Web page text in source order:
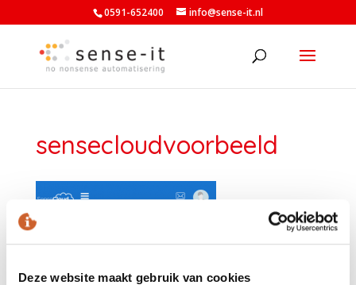
Deze website maakt gebruik van cookies
0591-652400 info@sense-it.nl
sensecloudvoorbeeld